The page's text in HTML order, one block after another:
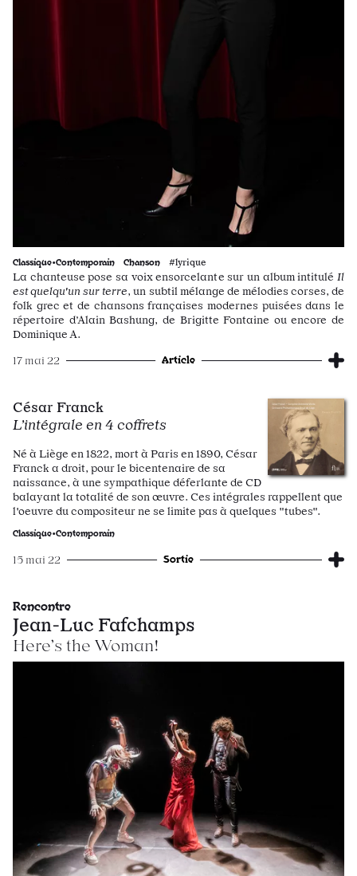
Classique•Contemporain Chanson #lyrique
La chanteuse pose sa voix ensorcelante sur un album intitulé Il
est quelqu'un sur terre, un subtil mélange de mélodies corses, de
folk grec et de chansons françaises modernes puisées dans le
répertoire d’Alain Bashung, de Brigitte Fontaine ou encore de
Dominique A.
17 mai 22 Article
César Franck
L’intégrale en 4 coffrets
Né à Liège en 1822, mort à Paris en 1890, César
Franck a droit, pour le bicentenaire de sa
naissance, à une sympathique déferlante de CD
balayant la totalité de son œuvre. Ces intégrales rappellent que
l'oeuvre du compositeur ne se limite pas à quelques "tubes".
Classique•Contemporain
15 mai 22 Sortie
Rencontre
Jean-Luc Fafchamps
Here’s the Woman!